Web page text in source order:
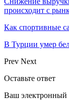
происходит с
Как спортивные
В Турции умер
Prev Next
Оставьте ответ
Ваш электронный